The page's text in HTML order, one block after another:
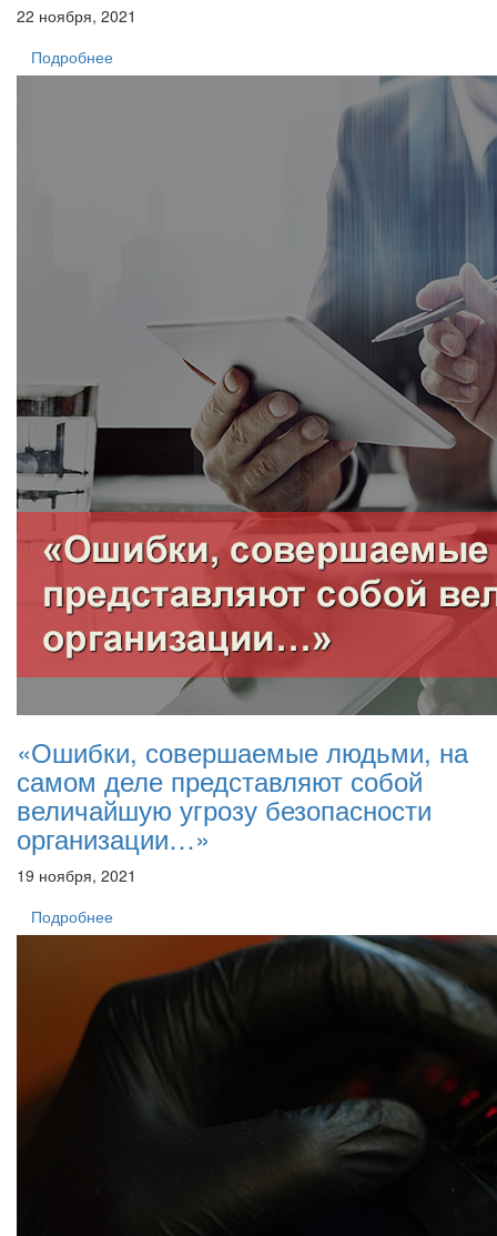
22 ноября, 2021
Подробнее
«Ошибки, совершаемые людьми, на
самом деле представляют собой
величайшую угрозу безопасности
организации…»
19 ноября, 2021
Подробнее